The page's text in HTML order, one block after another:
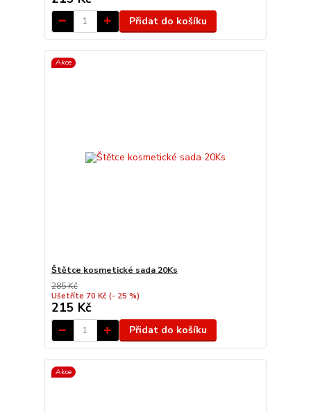
Přidat do košíku
Akce
Štětce kosmetické sada 20Ks
285 Kč
Ušetříte 70 Kč (- 25 %)
215 Kč
Přidat do košíku
Akce